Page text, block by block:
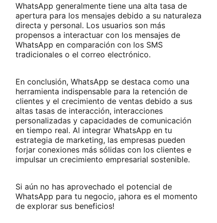
WhatsApp generalmente tiene una alta tasa de
apertura para los mensajes debido a su naturaleza
directa y personal. Los usuarios son más
propensos a interactuar con los mensajes de
WhatsApp en comparación con los SMS
tradicionales o el correo electrónico.
En conclusión, WhatsApp se destaca como una
herramienta indispensable para la retención de
clientes y el crecimiento de ventas debido a sus
altas tasas de interacción, interacciones
personalizadas y capacidades de comunicación
en tiempo real. Al integrar WhatsApp en tu
estrategia de marketing, las empresas pueden
forjar conexiones más sólidas con los clientes e
impulsar un crecimiento empresarial sostenible.
Si aún no has aprovechado el potencial de
WhatsApp para tu negocio, ¡ahora es el momento
de explorar sus beneficios!